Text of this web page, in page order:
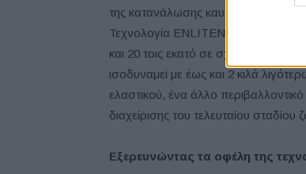
της κατανάλωσης καυσίμου καθώς
Τεχνολογία ENLITEN επιτρέπουν
και 20 τοις εκατό σε σχέση με
ισοδυναμεί με έως και 2 κιλά
ελαστικού, ένα άλλο
διαχείρισης του τελευταίου
Εξερευνώντας τα οφέλη της